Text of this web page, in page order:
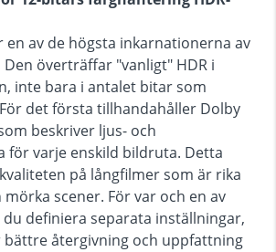
en av de högsta inkarnationerna av
överträffar "vanligt" HDR i
inte bara i antalet bitar som
det första tillhandahåller Dolby
beskriver ljus- och
för varje enskild bildruta. Detta
på långfilmer som är rika
scener. För var och en av
du definiera separata inställningar,
bättre återgivning och uppfattning